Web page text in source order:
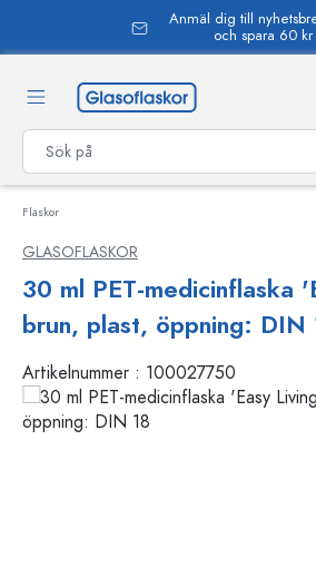
Anmäl dig till
och spara 60 kr
Flaskor
GLASOFLASKOR
30 ml PET-medicinflaska
brun, plast, öppning: DIN
Artikelnummer : 100027750